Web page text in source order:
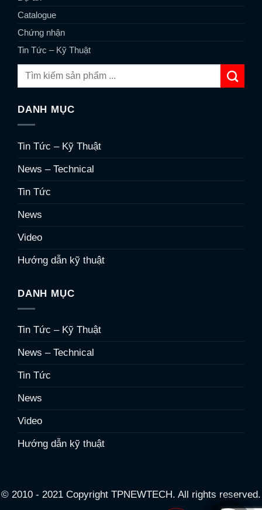
Catalogue
Chứng nhận
Tin Tức – Kỹ Thuật
DANH MỤC
Tin Tức – Kỹ Thuật
News – Technical
Tin Tức
News
Video
Hướng dẫn kỹ thuật
DANH MỤC
Tin Tức – Kỹ Thuật
News – Technical
Tin Tức
News
Video
Hướng dẫn kỹ thuật
© 2010 - 2021 Copyright TPNEWTECH. All rights reserved.